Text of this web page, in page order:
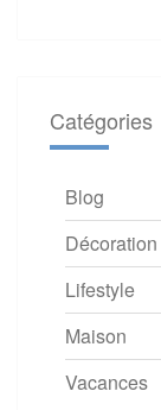
Catégories
Blog
Décoration
Lifestyle
Maison
Vacances